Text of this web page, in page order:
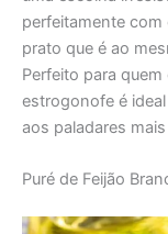
perfeitamente
prato que é ao
Perfeito para
estrogonofe é
aos paladares
Puré de Feijão